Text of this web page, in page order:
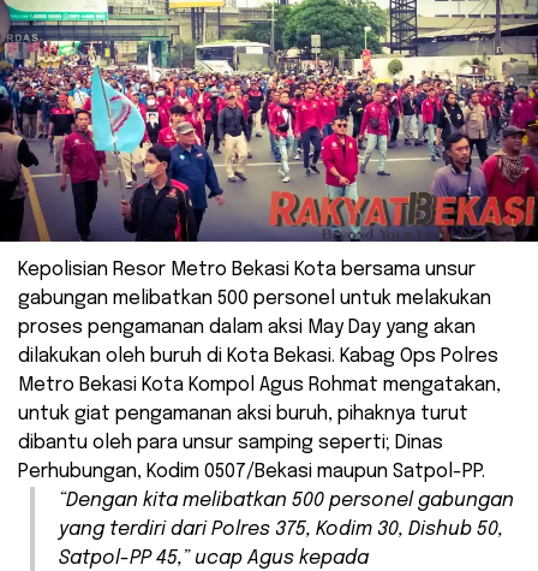
Kepolisian Resor Metro Bekasi Kota bersama unsur
gabungan melibatkan 500 personel untuk melakukan
proses pengamanan dalam aksi May Day yang akan
dilakukan oleh buruh di Kota Bekasi. Kabag Ops Polres
Metro Bekasi Kota Kompol Agus Rohmat mengatakan,
untuk giat pengamanan aksi buruh, pihaknya turut
dibantu oleh para unsur samping seperti; Dinas
Perhubungan, Kodim 0507/Bekasi maupun Satpol-PP.
“Dengan kita melibatkan 500 personel gabungan
yang terdiri dari Polres 375, Kodim 30, Dishub 50,
Satpol-PP 45,” ucap Agus kepada